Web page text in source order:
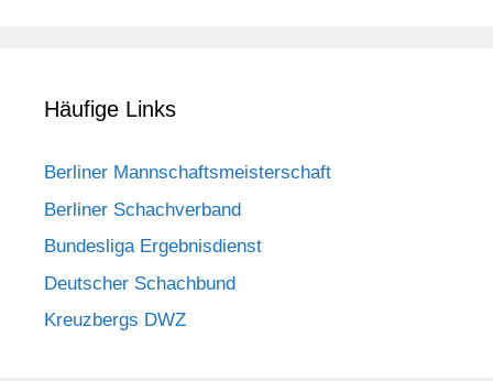
Häufige Links
Berliner Mannschaftsmeisterschaft
Berliner Schachverband
Bundesliga Ergebnisdienst
Deutscher Schachbund
Kreuzbergs DWZ